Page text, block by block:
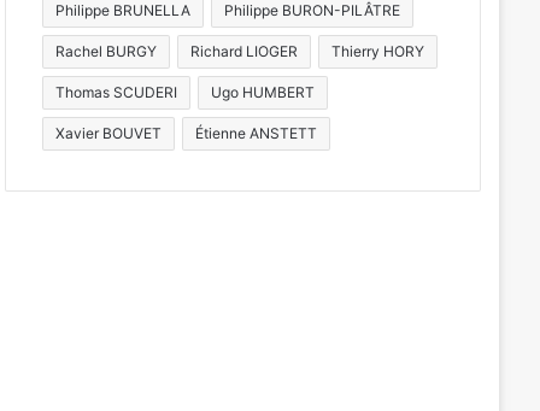
société
de Beauregard
» sur l’A31
Philippe BRUNELLA Philippe BURON-PILÂTRE
Rachel BURGY Richard LIOGER Thierry HORY
Thomas SCUDERI Ugo HUMBERT
Xavier BOUVET Étienne ANSTETT